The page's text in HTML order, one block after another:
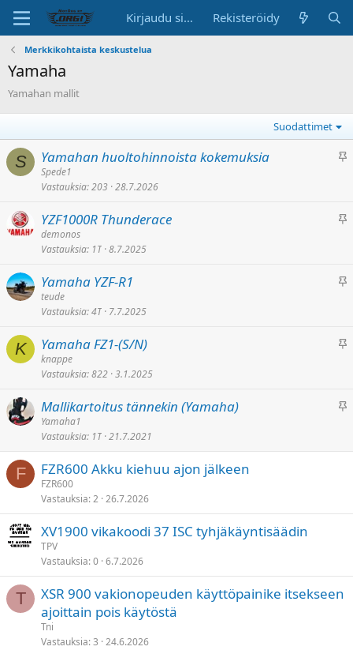
Kirjaudu sisään Rekisteröidy
Merkkikohtaista keskustelua
Yamaha
Yamahan mallit
Suodattimet
S
K
n
t
Yamahan huoltohinnoista kokemuksia
Spede1
Vastauksia 203 28.7.2026
K
n
t
YZF1000R Thunderace
demonos
Vastauksia 1T 8.7.2025
K
n
t
Yamaha YZF-R1
teude
Vastauksia 4T 7.7.2025
K
K
n
Yamaha FZ1-(S/N)
knappe
Vastauksia 822 3.1.2025
K
n
Mallikartoitus tännekin (Yamaha)
Yamaha1
Vastauksia 1T 21.7.2021
F FZR600 Akku kiehuu ajon jälkeen
FZR600
Vastauksia 2 26.7.2026
XV1900 vikakoodi 37 ISC tyhjäkäyntisäädin
TPV
Vastauksia 0 6.7.2026
T
XSR 900 vakionopeuden käyttöpainike itsekseen
ajoittain pois käytöstä
Tni
Vastauksia 3 24.6.2026